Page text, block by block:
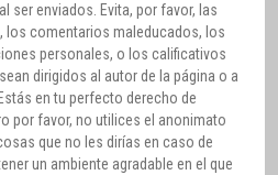
ser enviados. Evita, por favor, las
los comentarios maleducados, los
personales, o los calificativos
dirigidos al autor de la página o a
en tu perfecto derecho de
por favor, no utilices el anonimato
que no les dirías en caso de
un ambiente agradable en el que